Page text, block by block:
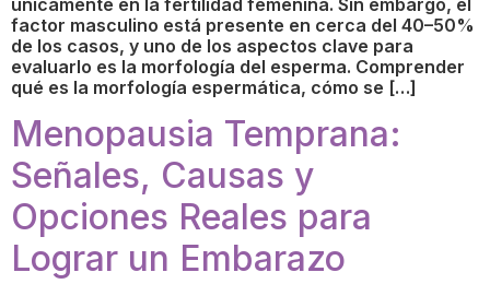
factor masculino está presente en cerca del 40–50%
de los casos, y uno de los aspectos clave para
evaluarlo es la morfología del esperma. Comprender
qué es la morfología espermática, cómo se […]
Menopausia Temprana:
Señales, Causas y
Opciones Reales para
Lograr un Embarazo